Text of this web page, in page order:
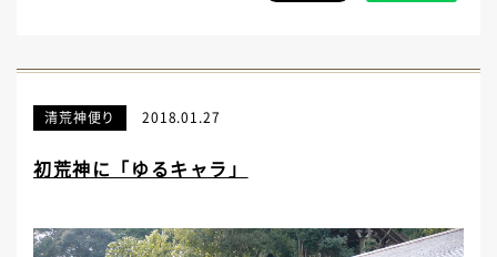
清荒神便り 2018.01.27
初荒神に「ゆるキャラ」